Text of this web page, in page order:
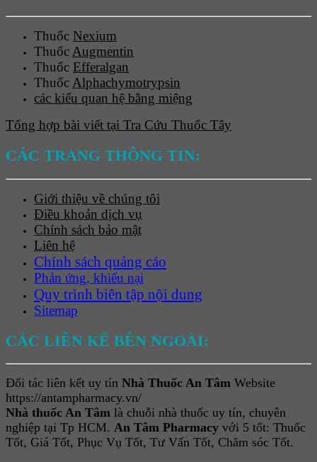
Thuốc Nexium
ThuốcAugmentin
Thuốc Efferalgan
ThuốcAlphachymotrypsin
các kiểu quan hệ bằng miệng
Tổng hợp bài viết tại Tra Cứu Thuốc Tây
CÁC TRANG THÔNG TIN:
Giới thiệu về chúng tôi
Điều khoản dịch vụ
Chính sách bảo mật
Liên hệ
Chính sách quảng cáo
Phản ứng, khiếu nại
Quy trình biên tập nội dung
Sitemap
CÁC LIÊN KẾ BÊN NGOÀI:
Đối tác liên kết uy tín Nhà Thuốc An Tâm Website
https://antampharmacy.vn/
Nhà thuốc An Tâm là chuỗi nhà thuốc uy tín, chuyên
nghiệp tại Tp HCM. An Tâm Pharmacy với 5 tốt: Thuốc
Tốt, Giá Tốt, Phục Vụ Tốt, Tư Vấn Tốt, Chăm sóc Tốt.